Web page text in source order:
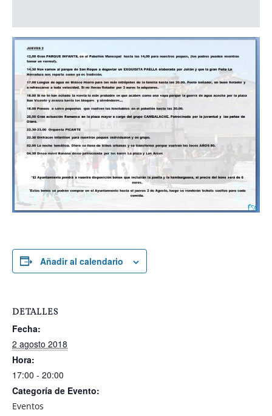
Añadir al calendario
DETALLES
Fecha:
2 agosto 2018
Hora:
17:00 - 20:00
Categoría de Evento:
Eventos